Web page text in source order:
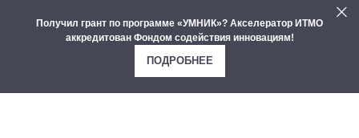
Получил грант по программе «УМНИК»? Акселератор ИТМО
аккредитован Фондом содействия инновациям!
ПОДРОБНЕЕ